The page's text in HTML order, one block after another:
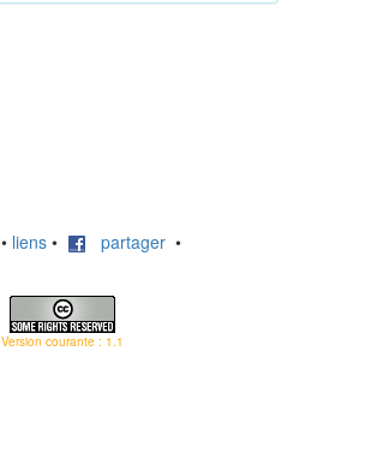
• liens • partager •
Version courante : 1.1